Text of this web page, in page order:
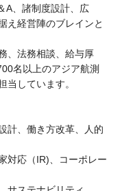
A、諸制度設計、広
え経営陣のブレインと
、法務相談、給与厚
名以上のアジア航測
当しています。
、働き方改革、人的
応（IR)、コーポレー